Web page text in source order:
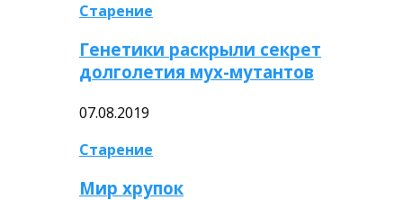
Старение
Генетики раскрыли секрет
долголетия мух-мутантов
07.08.2019
Старение
Мир хрупок